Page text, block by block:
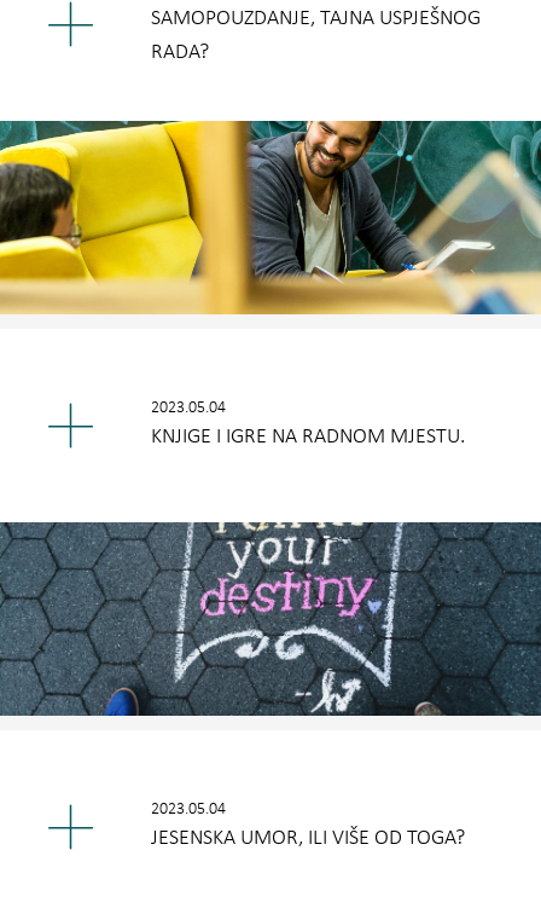
SAMOPOUZDANJE, TAJNA USPJEŠNOG
RADA?
2023.05.04
KNJIGE I IGRE NA RADNOM MJESTU.
2023.05.04
JESENSKA UMOR, ILI VIŠE OD TOGA?